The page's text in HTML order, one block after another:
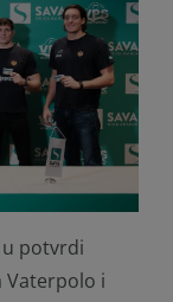
u potvrdi
Vaterpolo i